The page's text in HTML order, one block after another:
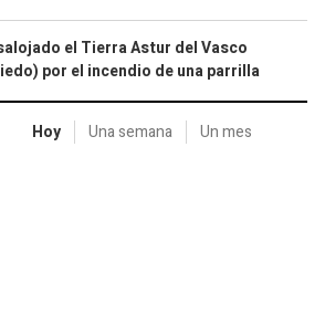
el Tierra Astur del Vasco
por el incendio de una parrilla
Hoy Una semana Un mes